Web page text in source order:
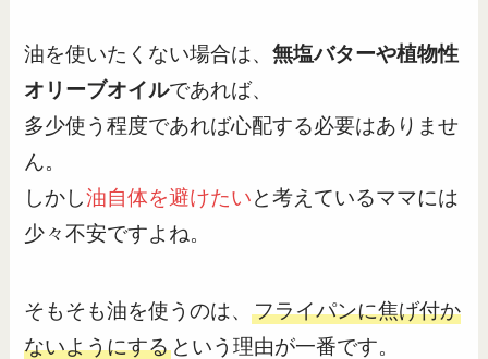
油を使いたくない場合は、無塩バターや植物性
オリーブオイルであれば、
多少使う程度であれば心配する必要はありませ
ん。
しかし油自体を避けたいと考えているママには
少々不安ですよね。
そもそも油を使うのは、フライパンに焦げ付か
ないようにする という理由が一番です。